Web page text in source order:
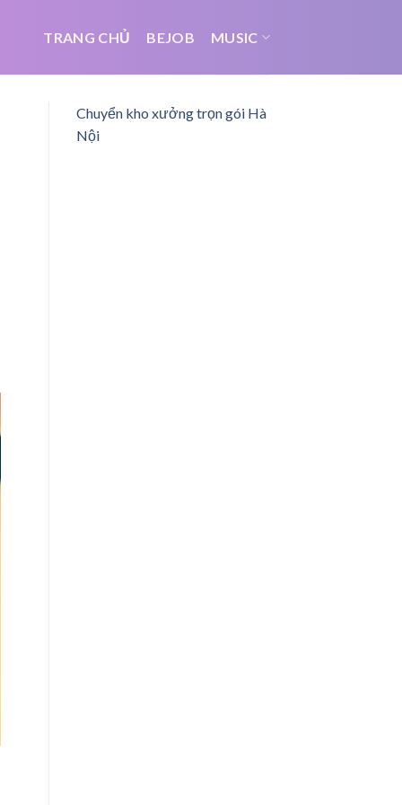
TRANG CHỦ BEJOB MUSIC
Chuyển kho xưởng trọn gói Hà
Nội